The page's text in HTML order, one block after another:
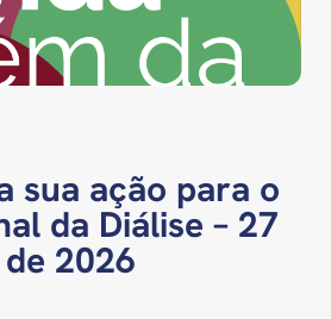
sua ação para o
da Diálise – 27
2026